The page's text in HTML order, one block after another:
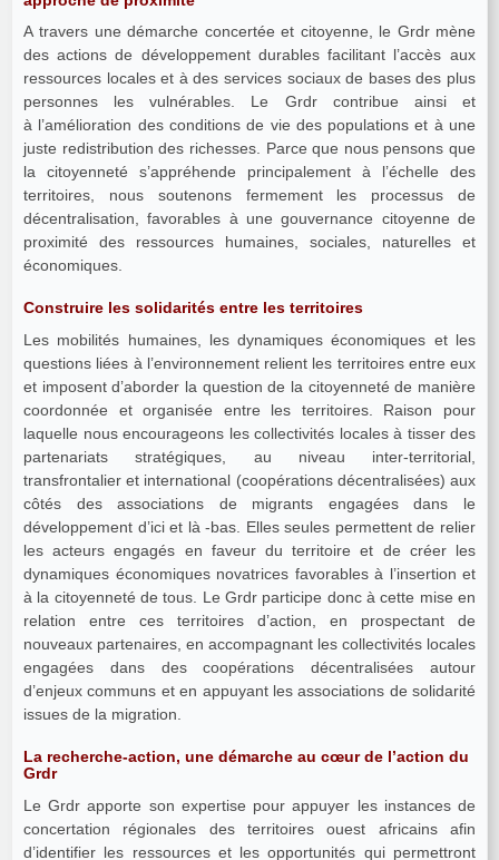
A travers une démarche concertée et citoyenne, le Grdr mène
des actions de développement durables facilitant l’accès aux
ressources locales et à des services sociaux de bases des plus
personnes les vulnérables. Le Grdr contribue ainsi et
à l’amélioration des conditions de vie des populations et à une
juste redistribution des richesses. Parce que nous pensons que
la citoyenneté s’appréhende principalement à l’échelle des
territoires, nous soutenons fermement les processus de
décentralisation, favorables à une gouvernance citoyenne de
proximité des ressources humaines, sociales, naturelles et
économiques.
Construire les solidarités entre les territoires
Les mobilités humaines, les dynamiques économiques et les
questions liées à l’environnement relient les territoires entre eux
et imposent d’aborder la question de la citoyenneté de manière
coordonnée et organisée entre les territoires. Raison pour
laquelle nous encourageons les collectivités locales à tisser des
partenariats stratégiques, au niveau inter-territorial,
transfrontalier et international (coopérations décentralisées) aux
côtés des associations de migrants engagées dans le
développement d’ici et là -bas. Elles seules permettent de relier
les acteurs engagés en faveur du territoire et de créer les
dynamiques économiques novatrices favorables à l’insertion et
à la citoyenneté de tous. Le Grdr participe donc à cette mise en
relation entre ces territoires d’action, en prospectant de
nouveaux partenaires, en accompagnant les collectivités locales
engagées dans des coopérations décentralisées autour
d’enjeux communs et en appuyant les associations de solidarité
issues de la migration.
La recherche-action, une démarche au cœur de l’action du
Grdr
Le Grdr apporte son expertise pour appuyer les instances de
concertation régionales des territoires ouest africains afin
d’identifier les ressources et les opportunités qui permettront